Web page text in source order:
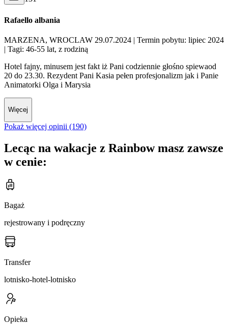
Rafaello albania
MARZENA, WROCLAW 29.07.2024 | Termin pobytu: lipiec 2024
| Tagi: 46-55 lat, z rodziną
Hotel fajny, minusem jest fakt iż Pani codziennie głośno spiewaod
20 do 23.30. Rezydent Pani Kasia pełen profesjonalizm jak i Panie
Animatorki Olga i Marysia
Więcej
Pokaż więcej opinii (190)
Lecąc na wakacje z Rainbow masz zawsze
w cenie:
Bagaż
rejestrowany i podręczny
Transfer
lotnisko-hotel-lotnisko
Opieka